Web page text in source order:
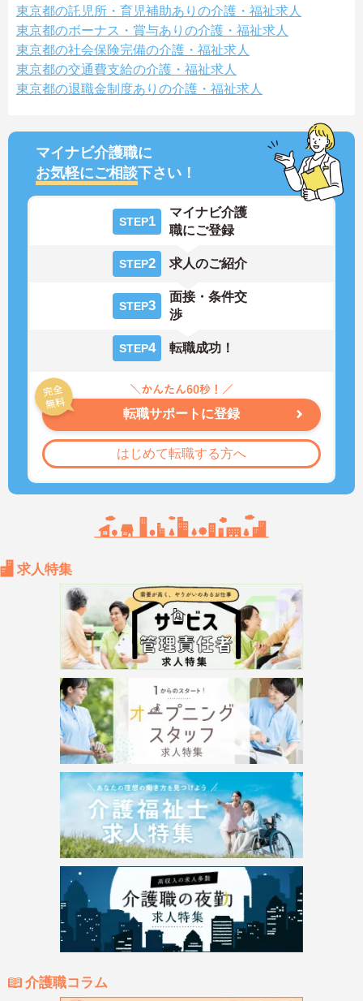
東京都の託児所・育児補助ありの介護・福祉求人
東京都のボーナス・賞与ありの介護・福祉求人
東京都の社会保険完備の介護・福祉求人
東京都の交通費支給の介護・福祉求人
東京都の退職金制度ありの介護・福祉求人
マイナビ介護職に
お気軽にご相談下さい！
STEP1
マイナビ介護
職にご登録
STEP2 求人のご紹介
STEP3
面接・条件交
渉
STEP4 転職成功！
転職サポートに登録
はじめて転職する方へ
求人特集
介護職コラム